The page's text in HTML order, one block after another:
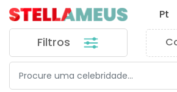
Filtros
Pt